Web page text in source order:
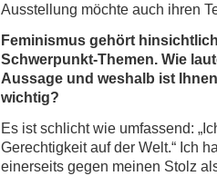
Ausstellung möchte auch ihren
Feminismus gehört
Schwerpunkt-Themen. Wie
Aussage und weshalb ist
wichtig?
Es ist schlicht wie umfassend:
Gerechtigkeit auf der Welt.“ Ich
einerseits gegen meinen Stolz